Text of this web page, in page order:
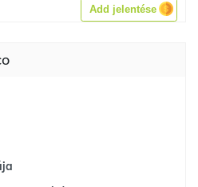
Add jelentése